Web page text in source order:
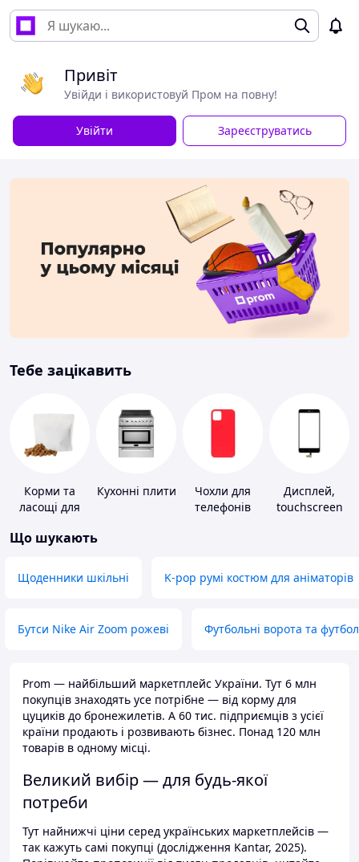
Привіт
Увійди і використовуй Пром на повну!
Увійти Зареєструватись
Тебе зацікавить
Корми та
ласощі для
тварин і
Кухонні плити
Чохли для
телефонів
Дисплей,
touchscreen
Що шукають
Щоденники шкільні K-pop румі костюм для аніматорів
Бутси Nike Air Zoom рожеві Футбольні ворота та
Prom — найбільший маркетплейс України. Тут 6 млн
покупців знаходять усе потрібне — від корму для
цуциків до бронежилетів. А 60 тис. підприємців з усієї
країни продають і розвивають бізнес. Понад 120 млн
товарів в одному місці.
Великий вибір — для будь-якої
потреби
Тут найнижчі ціни серед українських маркетплейсів —
так кажуть самі покупці (дослідження Kantar, 2025).